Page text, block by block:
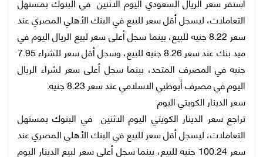
التعاملات، ليسجل أقل سعر للبيع في البنك الأهلي المصري عند
سعر 8.22 جنيه للبيع، بينما سجل أعلى سعر لبيع الريال اليوم في
ميد بنك عند سعر 8.26 جنيه للبيع، وسجل أقل سعر للشراء 7.95
جنيه في المصرف المتحد، بينما سجل أعلى سعر لشراء الريال
اليوم في مصرف أبوظبي الاسلامي عند سعر 8.23 جنيه.
سعر الدينار الكويتي اليوم
تراجع سعر الدينار الكويتي اليوم الاثنين في البنوك بمستهل
التعاملات، ليسجل أقل سعر للبيع في البنك الأهلي المصري عند
سعر 100.24 جنيه للبيع، بينما سجل أعلى سعر لبيع الدينار اليوم